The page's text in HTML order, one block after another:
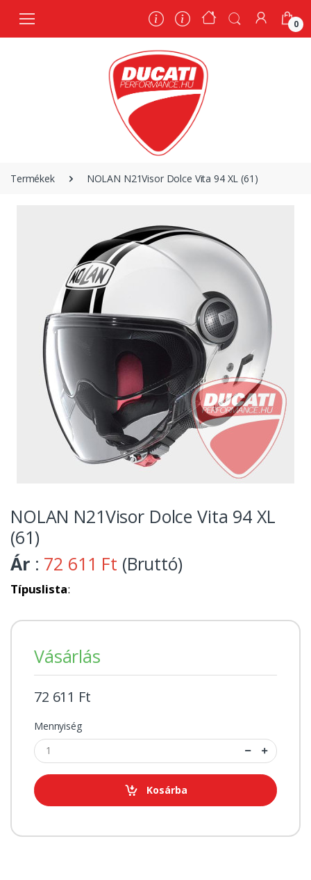
0
Termékek NOLAN N21Visor Dolce Vita 94 XL (61)
NOLAN N21Visor Dolce Vita 94 XL
(61)
Ár : 72 611 Ft (Bruttó)
Típuslista:
Vásárlás
72 611 Ft
Mennyiség
Kosárba
0